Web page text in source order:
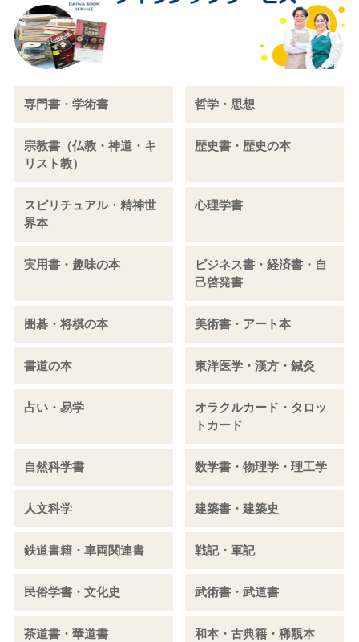
専門書・学術書 哲学・思想
宗教書（仏教・神道・キ
リスト教）
歴史書・歴史の本
スピリチュアル・精神世
界本
心理学書
実用書・趣味の本
ビジネス書・経済書・自
己啓発書
囲碁・将棋の本 美術書・アート本
書道の本 東洋医学・漢方・鍼灸
占い・易学
オラクルカード・タロッ
トカード
自然科学書 数学書・物理学・理工学
人文科学 建築書・建築史
鉄道書籍・車両関連書 戦記・軍記
民俗学書・文化史 武術書・武道書
茶道書・華道書 和本・古典籍・稀覯本